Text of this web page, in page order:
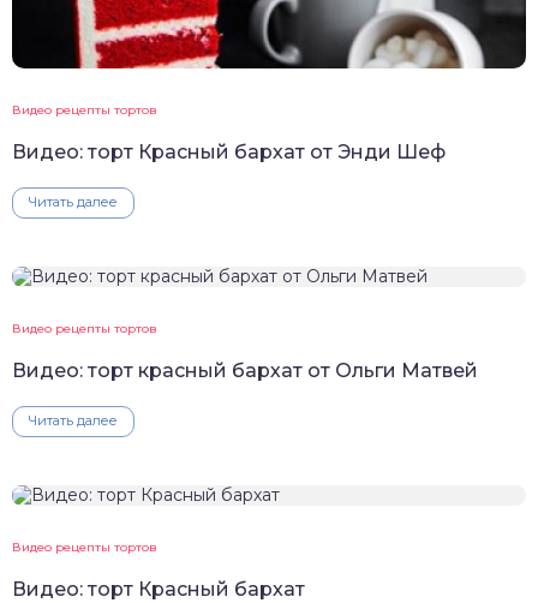
Видео рецепты тортов
Видео: торт Красный бархат от Энди Шеф
Читать далее
Видео рецепты тортов
Видео: торт красный бархат от Ольги Матвей
Читать далее
Видео рецепты тортов
Видео: торт Красный бархат